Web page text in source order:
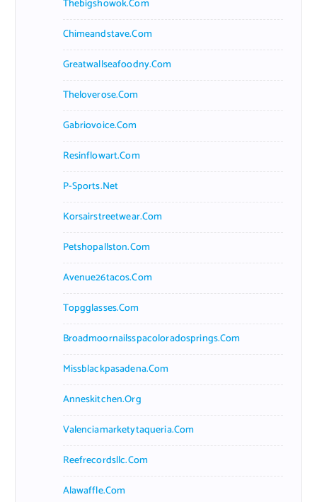
Thebigshowok.com
Chimeandstave.com
Greatwallseafoodny.com
Theloverose.com
Gabriovoice.com
Resinflowart.com
P-Sports.net
Korsairstreetwear.com
Petshopallston.com
Avenue26tacos.com
Topgglasses.com
Broadmoornailsspacoloradosprings.com
Missblackpasadena.com
Anneskitchen.org
Valenciamarketytaqueria.com
Reefrecordsllc.com
Alawaffle.com